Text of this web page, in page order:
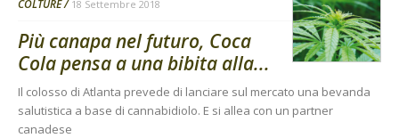
COLTURE 18 Settembre 2018
Più canapa nel futuro, Coca
Cola pensa a una bibita alla...
Il colosso di Atlanta prevede di lanciare sul mercato una bevanda
salutistica a base di cannabidiolo. E si allea con un partner
canadese